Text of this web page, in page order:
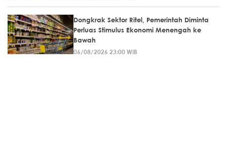
Dongkrak Sektor Ritel, Pemerintah Diminta
Perluas Stimulus Ekonomi Menengah ke
Bawah
06/08/2026 23:00 WIB